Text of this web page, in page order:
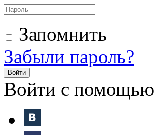
Запомнить
Забыли пароль?
Войти
Войти с помощью